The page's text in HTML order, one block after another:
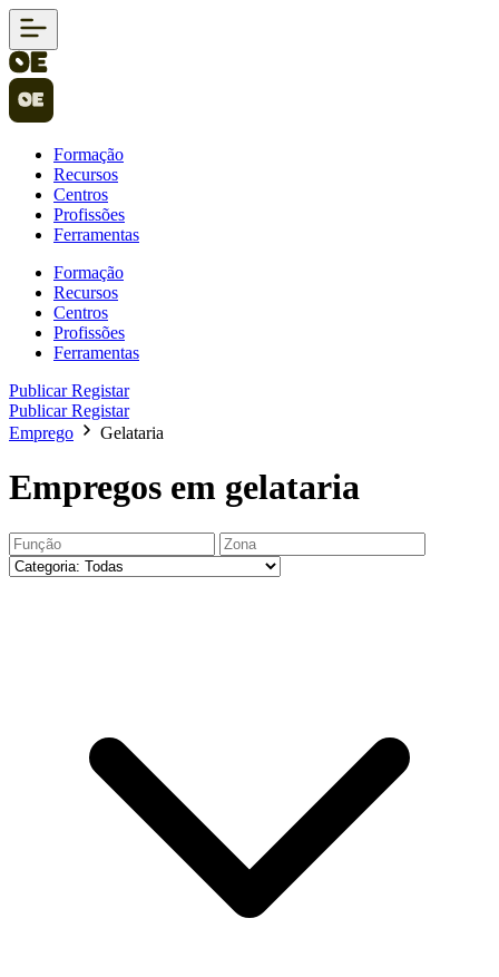
Formação
Recursos
Centros
Profissões
Ferramentas
Formação
Recursos
Centros
Profissões
Ferramentas
PublicarRegistar
PublicarRegistar
Emprego
Gelataria
Empregos em gelataria